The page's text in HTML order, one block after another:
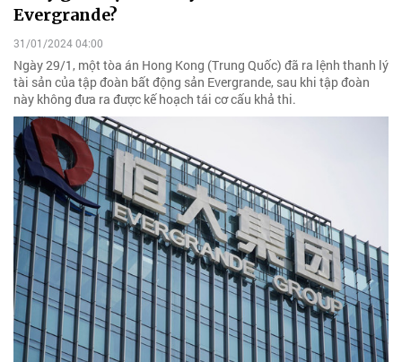
Evergrande?
31/01/2024 04:00
Ngày 29/1, một tòa án Hong Kong (Trung Quốc) đã ra lệnh thanh lý
tài sản của tập đoàn bất động sản Evergrande, sau khi tập đoàn
này không đưa ra được kế hoạch tái cơ cấu khả thi.